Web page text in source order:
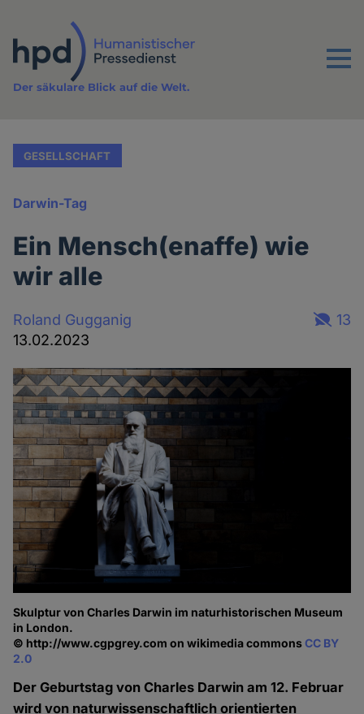
Inhalt
Menu
Der säkulare Blick auf die Welt.
GESELLSCHAFT
Darwin-Tag
Ein Mensch(enaffe) wie
wir alle
Roland Gugganig
13.02.2023
13
Skulptur von Charles Darwin im naturhistorischen Museum
in London.
© http://www.cgpgrey.com on wikimedia commonsCC BY
2.0
Der Geburtstag von Charles Darwin am 12. Februar
wird von naturwissenschaftlich orientierten